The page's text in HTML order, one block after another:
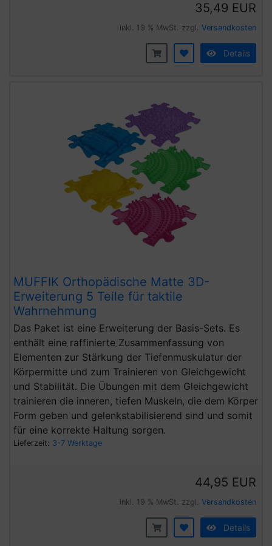
35,49 EUR
inkl. 19 % MwSt. zzgl. Versandkosten
Details
MUFFIK Orthopädische Matte 3D-
Erweiterung 5 Teile für taktile
Wahrnehmung
Das Paket ist eine Erweiterung der Basis-Sets. Es
enthält eine raffinierte Zusammenfassung von
Elementen zur Stärkung der Tiefenmuskulatur der
Körpermitte und zum Trainieren von Gleichgewicht
und Stabilität. Die Übungen mit dem Gleichgewicht
trainieren die inneren, tiefen Muskeln, die dem Körper
Form geben und gelenkstabilisierend sind und somit
für eine korrekte Haltung sorgen.
Lieferzeit: 3-7 Werktage
44,95 EUR
inkl. 19 % MwSt. zzgl. Versandkosten
Details